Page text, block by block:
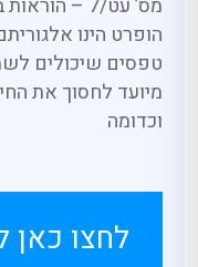
הופרט הינו
טפסים שיכולים
מיועד לחסוך את
וכדומה
לחצו כאן